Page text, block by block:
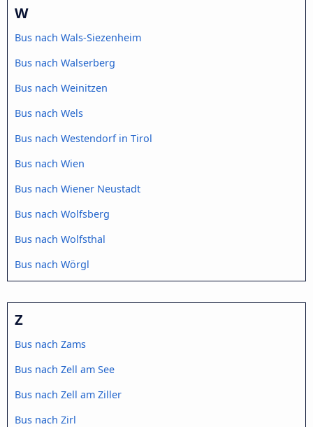
W
Bus nach Wals-Siezenheim
Bus nach Walserberg
Bus nach Weinitzen
Bus nach Wels
Bus nach Westendorf in Tirol
Bus nach Wien
Bus nach Wiener Neustadt
Bus nach Wolfsberg
Bus nach Wolfsthal
Bus nach Wörgl
Z
Bus nach Zams
Bus nach Zell am See
Bus nach Zell am Ziller
Bus nach Zirl